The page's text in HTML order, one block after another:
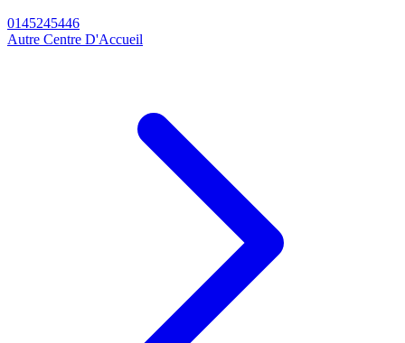
0145245446
Autre Centre D'Accueil